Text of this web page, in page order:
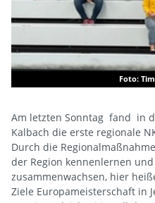
Foto:
Am letzten Sonntag fand in
Kalbach die erste regionale
Durch die
der Region kennenlernen
zusammenwachsen, hier
Ziele Europameisterschaft in